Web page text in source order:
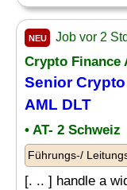
NEU Job vor 2
Crypto Finance
Senior
AML DLT
• AT- 2 Schweiz
Führungs-/
[. .. ] handle a